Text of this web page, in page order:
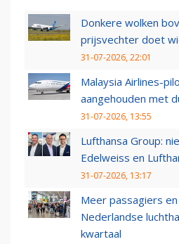
Donkere wolken
prijsvechter doet
31-07-2026, 22:01
Malaysia Airlines-
aangehouden met
31-07-2026, 13:55
Lufthansa Group:
Edelweiss en
31-07-2026, 13:17
Meer passagiers
Nederlandse
kwartaal